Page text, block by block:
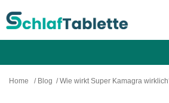
Home / Blog /Wie wirkt Super Kamagra